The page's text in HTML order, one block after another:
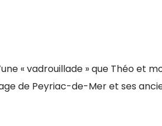
« vadrouillade » que Théo et
de Peyriac-de-Mer et ses